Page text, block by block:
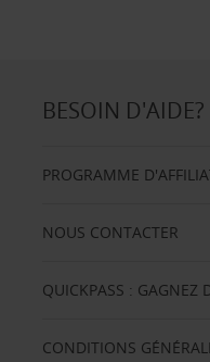
BESOIN D'AIDE?
PROGRAMME
NOUS CONTACTER
QUICKPASS : GAGNEZ
CONDITIONS